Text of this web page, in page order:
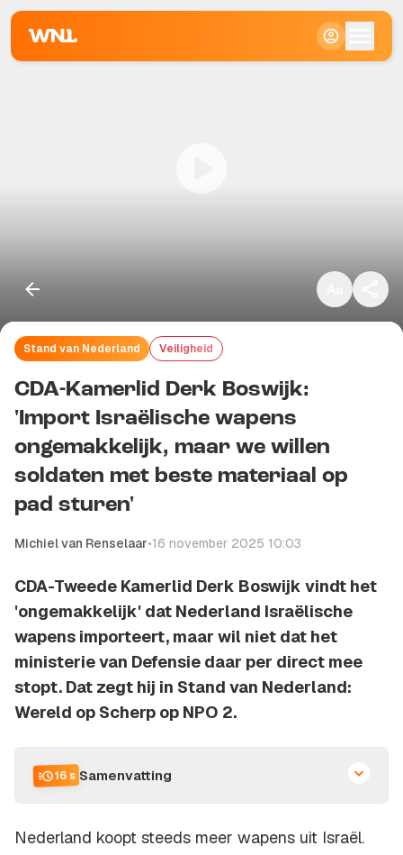
Stand van Nederland Veiligheid
CDA-Kamerlid Derk Boswijk:
'Import Israëlische wapens
ongemakkelijk, maar we willen
soldaten met beste materiaal op
pad sturen'
Michiel van Renselaar•16 november 2025 10:03
CDA-Tweede Kamerlid Derk Boswijk vindt het
'ongemakkelijk' dat Nederland Israëlische
wapens importeert, maar wil niet dat het
ministerie van Defensie daar per direct mee
stopt. Dat zegt hij in Stand van Nederland:
Wereld op Scherp op NPO 2.
16 s Samenvatting
Nederland koopt steeds meer wapens uit Israël.